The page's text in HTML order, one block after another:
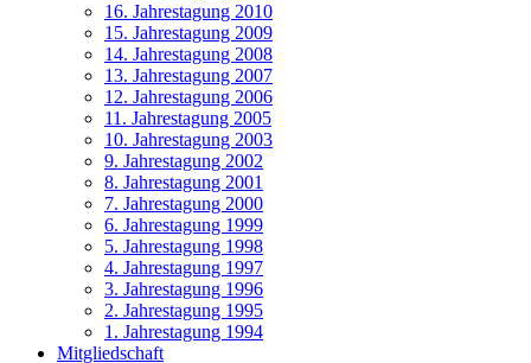
16. Jahrestagung 2010
15. Jahrestagung 2009
14. Jahrestagung 2008
13. Jahrestagung 2007
12. Jahrestagung 2006
11. Jahrestagung 2005
10. Jahrestagung 2003
9. Jahrestagung 2002
8. Jahrestagung 2001
7. Jahrestagung 2000
6. Jahrestagung 1999
5. Jahrestagung 1998
4. Jahrestagung 1997
3. Jahrestagung 1996
2. Jahrestagung 1995
1. Jahrestagung 1994
Mitgliedschaft